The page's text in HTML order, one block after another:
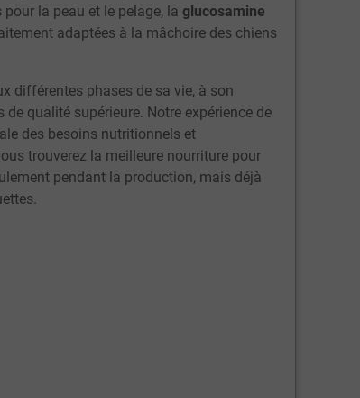
pour la peau et le pelage, la glucosamine
adaptées à la mâchoire des chiens
différentes phases de sa vie, à son
qualité supérieure. Notre expérience de
des besoins nutritionnels et
trouverez la meilleure nourriture pour
pendant la production, mais déjà